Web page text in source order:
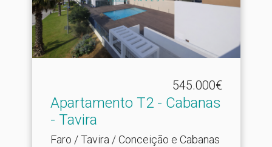
545.000€
Apartamento T2 - Cabanas
- Tavira
Faro / Tavira / Conceição e Cabanas